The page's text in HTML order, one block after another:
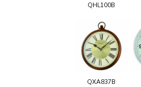
QHL100B
QXA837B